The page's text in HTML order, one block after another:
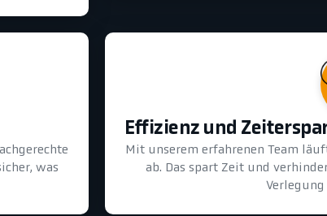
was
Effizienz und
Mit unserem erfahrenen Team
ab. Das spart Zeit und
Verlegung